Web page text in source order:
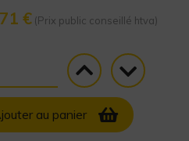
€(Prix public conseillé htva)
au panier